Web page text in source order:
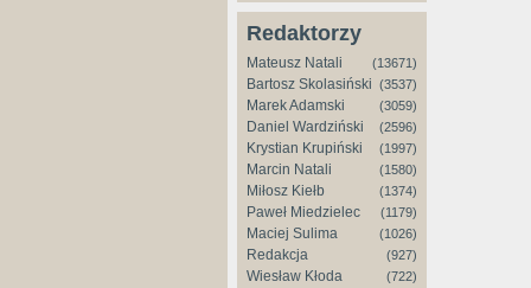
Redaktorzy
Mateusz Natali (13671)
Bartosz Skolasiński (3537)
Marek Adamski (3059)
Daniel Wardziński (2596)
Krystian Krupiński (1997)
Marcin Natali (1580)
Miłosz Kiełb (1374)
Paweł Miedzielec (1179)
Maciej Sulima (1026)
Redakcja (927)
Wiesław Kłoda (722)